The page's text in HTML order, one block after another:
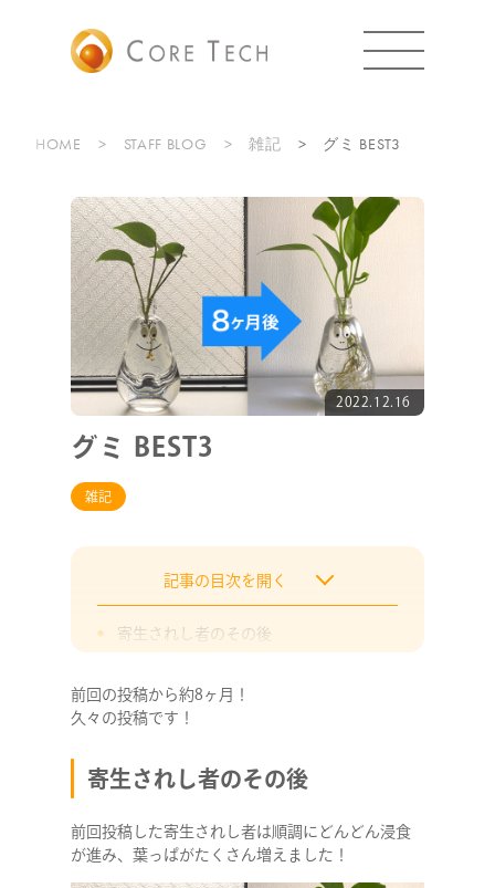
HOME STAFF BLOG 雑記 グミ BEST3
2022.12.16
グミ BEST3
雑記
記事の目次を開く
寄生されし者のその後
第3位
第2位
前回の投稿から約8ヶ月！
久々の投稿です！
寄生されし者のその後
前回投稿した寄生されし者は順調にどんどん浸食
が進み、葉っぱがたくさん増えました！